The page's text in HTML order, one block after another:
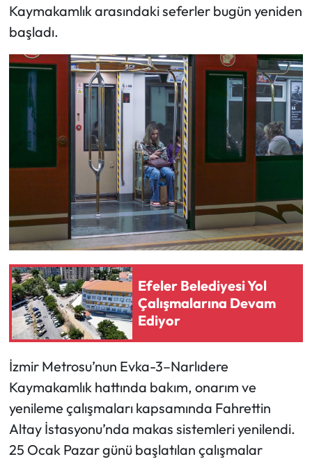
Kaymakamlık arasındaki seferler bugün yeniden
başladı.
Efeler Belediyesi Yol
Çalışmalarına Devam
Ediyor
İzmir Metrosu’nun Evka-3–Narlıdere
Kaymakamlık hattında bakım, onarım ve
yenileme çalışmaları kapsamında Fahrettin
Altay İstasyonu’nda makas sistemleri yenilendi.
25 Ocak Pazar günü başlatılan çalışmalar